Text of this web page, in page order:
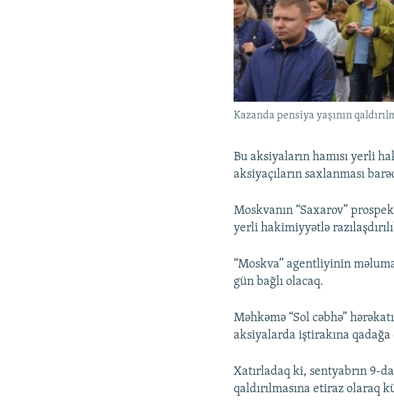
Kazanda pensiya yaşının
Bu aksiyaların hamısı yerli
aksiyaçıların saxlanması
Moskvanın “Saxarov”
yerli hakimiyyətlə
“Moskva” agentliyinin
gün bağlı olacaq.
Məhkəmə “Sol cəbhə”
aksiyalarda iştirakına
Xatırladaq ki, sentyabrın 9-
qaldırılmasına etiraz olaraq